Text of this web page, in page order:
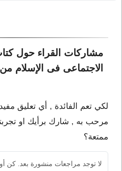
مشاركات القراء حول
الاجتماعى فى الإسلام
لكي تعم الفائدة , أي تعليق
مرحب به , شارك برأيك او
ممتعة؟
لا توجد مراجعات منشورة بعد. كن